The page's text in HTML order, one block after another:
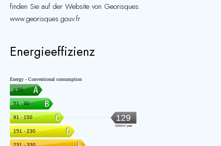
finden Sie auf der Website von Georisques:
www.georisques.gouv.fr
Energieeffizienz